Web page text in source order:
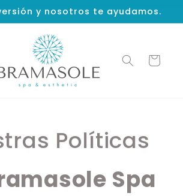
y nosotros te ayudamos.
Carrito
Políticas
Spa